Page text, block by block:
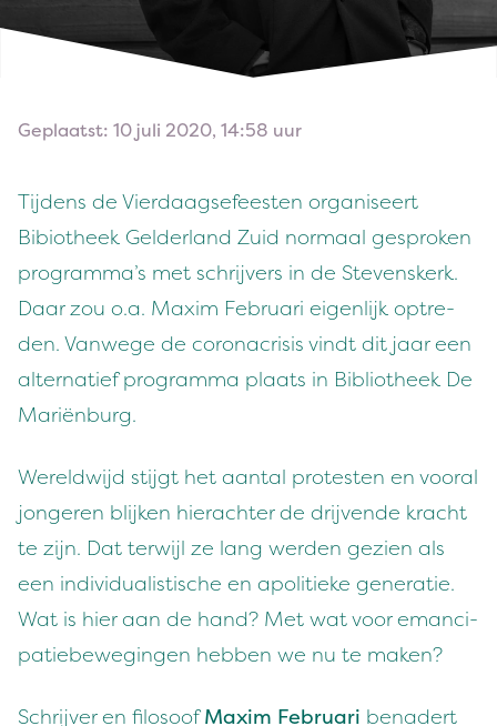
Geplaatst: 10 juli 2020, 14:58 uur
Tij­dens de Vier­daagse­feesten organ­iseert
Bibio­theek Gelder­land Zuid nor­maal gespro­ken
programma’s met schri­jvers in de Stevenskerk.
Daar zou o.a. Max­im Feb­ru­ari eigen­lijk optre­
den. Van­wege de coro­nacri­sis vin­dt dit jaar een
alter­natief pro­gram­ma plaats in Bib­lio­theek De
Mariënburg.
Wereld­wi­jd sti­jgt het aan­tal protesten en vooral
jon­geren blijken hier­achter de dri­jvende kracht
te zijn. Dat ter­wi­jl ze lang wer­den gezien als
een indi­vid­u­al­is­tis­che en apoli­tieke gen­er­atie.
Wat is hier aan de hand? Met wat voor eman­ci­
patiebe­weg­in­gen hebben we nu te maken?
Schri­jver en filosoofMax­im Feb­ru­ari benadert